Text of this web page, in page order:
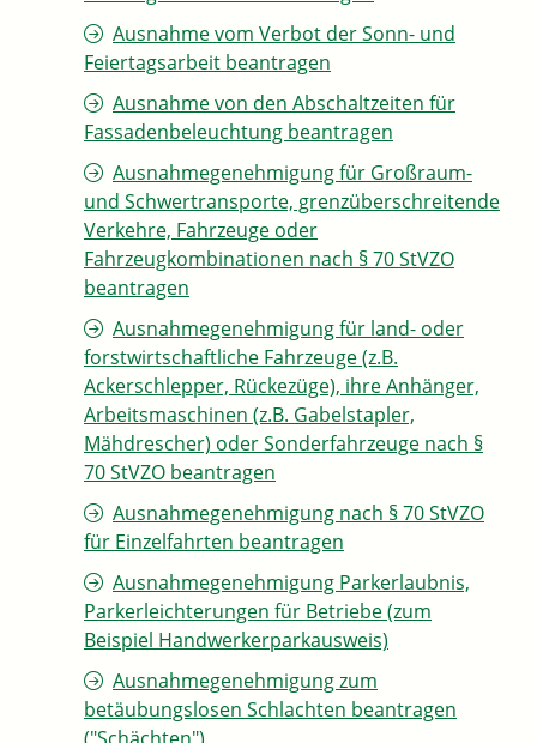
Ausnahme vom Verbot der Sonn- und
Feiertagsarbeit beantragen
Ausnahme von den Abschaltzeiten für
Fassadenbeleuchtung beantragen
Ausnahmegenehmigung für Großraum-
und Schwertransporte, grenzüberschreitende
Verkehre, Fahrzeuge oder
Fahrzeugkombinationen nach § 70 StVZO
beantragen
Ausnahmegenehmigung für land- oder
forstwirtschaftliche Fahrzeuge (z.B.
Ackerschlepper, Rückezüge), ihre Anhänger,
Arbeitsmaschinen (z.B. Gabelstapler,
Mähdrescher) oder Sonderfahrzeuge nach §
70 StVZO beantragen
Ausnahmegenehmigung nach § 70 StVZO
für Einzelfahrten beantragen
Ausnahmegenehmigung Parkerlaubnis,
Parkerleichterungen für Betriebe (zum
Beispiel Handwerkerparkausweis)
Ausnahmegenehmigung zum
betäubungslosen Schlachten beantragen